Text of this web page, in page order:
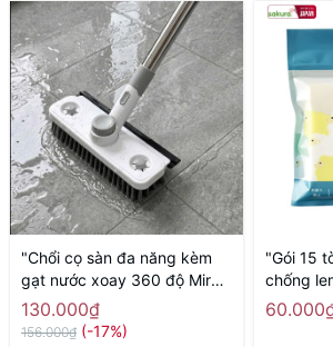
"Chổi cọ sàn đa năng kèm
gạt nước xoay 360 độ Mirai
(có thể kéo dài) - Hàng Nhật
nội địa
130.000₫
156.000₫ (-17%)
"Gói 15
chống
Nhật nội